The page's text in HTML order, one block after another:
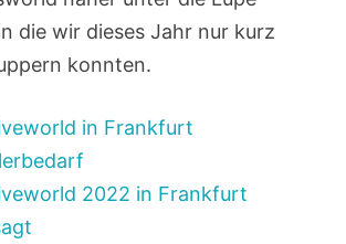
die wir dieses Jahr nur kurz
konnten.
in Frankfurt
2022 in Frankfurt